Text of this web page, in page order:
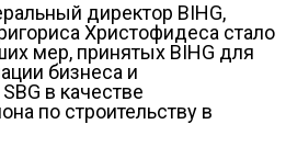
директор BIHG,
Христофидеса стало
мер, принятых BIHG для
бизнеса и
в качестве
по строительству в